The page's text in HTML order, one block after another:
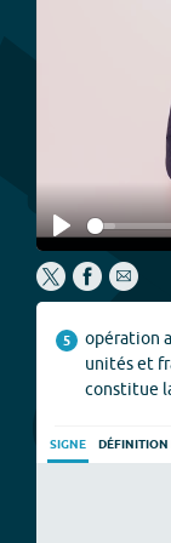
Play
5
opération
unités et
constitue
SIGNE DÉFINITION